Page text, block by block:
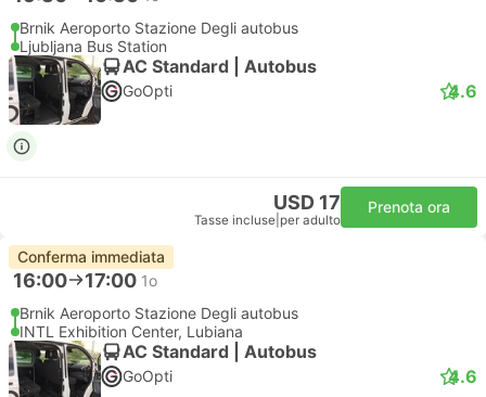
Brnik Aeroporto Stazione Degli autobus
Ljubljana Bus Station
AC Standard | Autobus
GoOpti 4.6
USD 17
Tasse incluse per adulto
Prenota ora
Conferma immediata
16:00 17:00 1o
Brnik Aeroporto Stazione Degli autobus
INTL Exhibition Center, Lubiana
AC Standard | Autobus
GoOpti 4.6